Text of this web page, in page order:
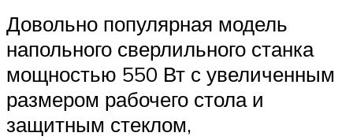
Довольно популярная модель
напольного сверлильного станка
мощностью 550 Вт с увеличенным
размером рабочего стола и
защитным стеклом,